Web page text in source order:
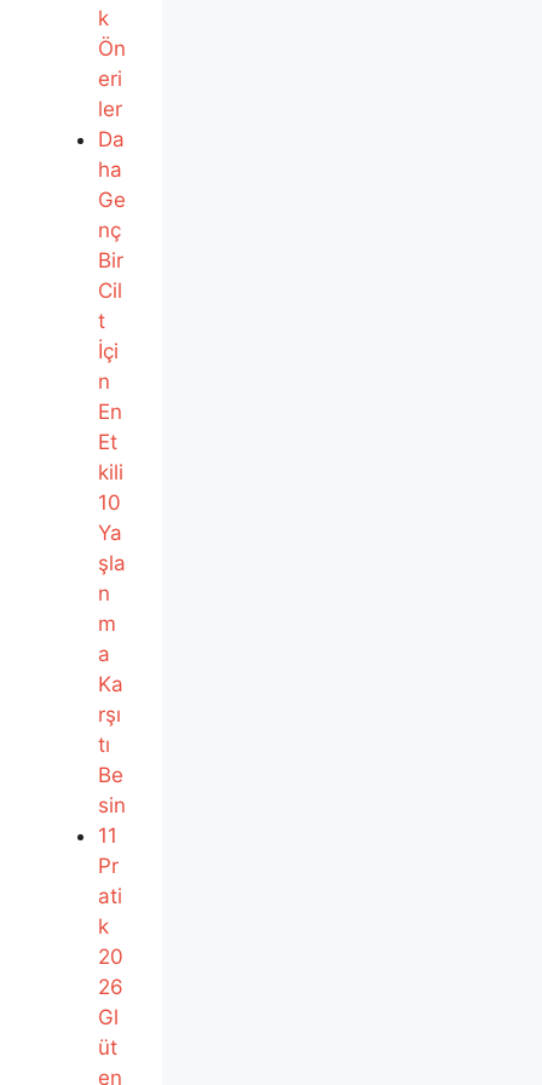
k
Ön
eri
ler
Da
ha
Ge
nç
Bir
Cil
t
İçi
n
En
Et
kili
10
Ya
şla
n
m
a
Ka
rşı
tı
Be
sin
11
Pr
ati
k
20
26
Gl
üt
en